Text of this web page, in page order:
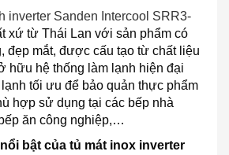
inverter Sanden Intercool SRR3-
xứ từ Thái Lan với sản phẩm có
đẹp mắt, được cấu tạo từ chất liệu
hữu hệ thống làm lạnh hiện đại
tối ưu để bảo quản thực phẩm
hợp sử dụng tại các bếp nhà
ăn công nghiệp,…
nổi bật của tủ mát inox inverter